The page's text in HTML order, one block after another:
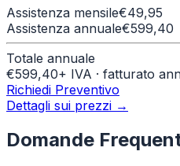
Assistenza mensile€49,95
Assistenza annuale€599,40
Totale annuale
€599,40+ IVA · fatturato
Richiedi Preventivo
Dettagli sui prezzi →
Domande